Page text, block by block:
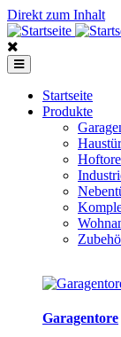
Direkt zum Inhalt
Startseite
Produkte
Garagentore